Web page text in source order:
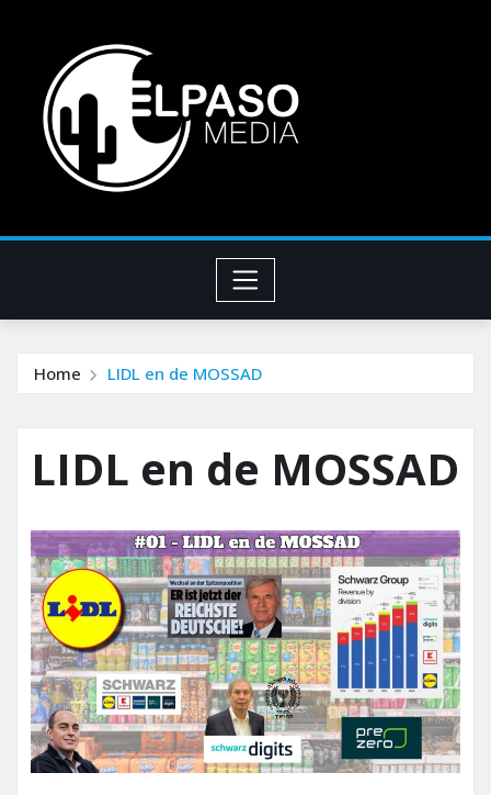
Home LIDL en de MOSSAD
LIDL en de MOSSAD